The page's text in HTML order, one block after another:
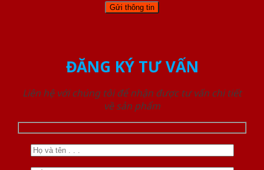
ĐĂNG KÝ TƯ VẤN
Liên hệ với chúng tôi để nhận được tư vấn chi tiết
về sản phẩm